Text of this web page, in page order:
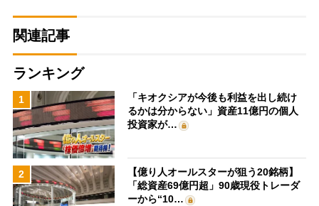
関連記事
ランキング
1
「キオクシアが今後も利益を出し続け
るかは分からない」資産11億円の個人
投資家が…
2
【億り人オールスターが狙う20銘柄】
「総資産69億円超」90歳現役トレーダ
ーから“10…